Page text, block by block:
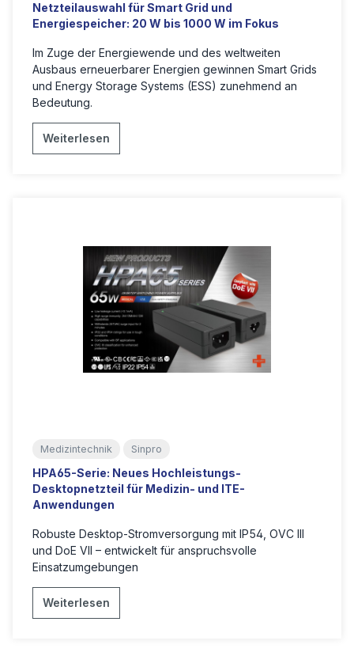
Netzteilauswahl für Smart Grid und
Energiespeicher: 20 W bis 1000 W im Fokus
Im Zuge der Energiewende und des weltweiten
Ausbaus erneuerbarer Energien gewinnen Smart Grids
und Energy Storage Systems (ESS) zunehmend an
Bedeutung.
Weiterlesen
Medizintechnik Sinpro
HPA65-Serie: Neues Hochleistungs-
Desktopnetzteil für Medizin- und ITE-
Anwendungen
Robuste Desktop-Stromversorgung mit IP54, OVC III
und DoE VII – entwickelt für anspruchsvolle
Einsatzumgebungen
Weiterlesen